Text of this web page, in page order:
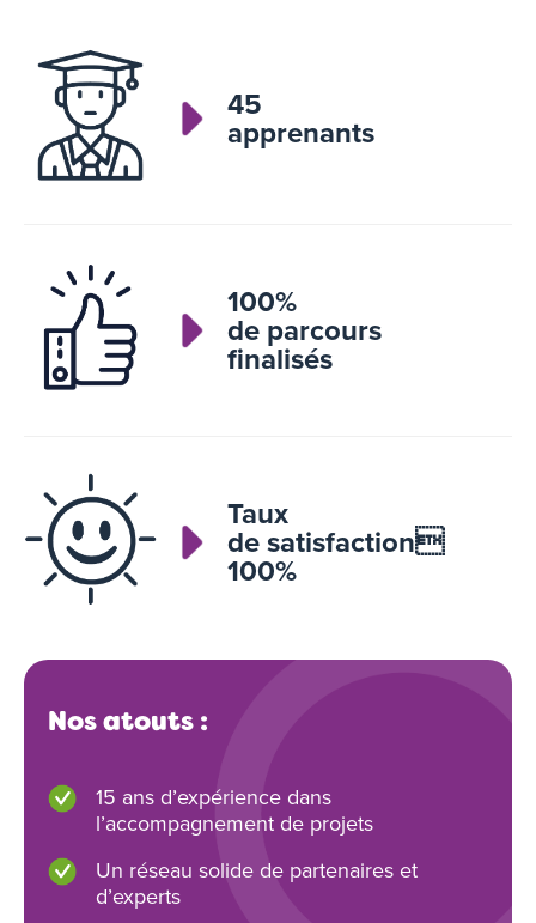
45
apprenants
100%
de parcours
finalisés
Taux
de satisfaction
100%
Nos atouts :
15 ans d’expérience dans
l’accompagnement de projets
Un réseau solide de partenaires et
d’experts